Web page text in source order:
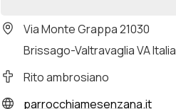
Via Monte Grappa 21030
Brissago-Valtravaglia VA Italia
Rito ambrosiano
parrocchiamesenzana.it